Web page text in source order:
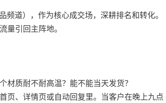
道），作为核心成交场，深耕排名和转化。
量引回主阵地。
质耐不耐高温？能不能当天发货？
页、详情页或自动回复里。当客户在晚上九点